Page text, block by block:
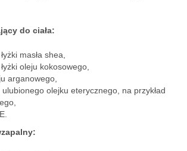
do ciała:
masła shea,
oleju kokosowego,
arganowego,
olejku eterycznego, na przykład